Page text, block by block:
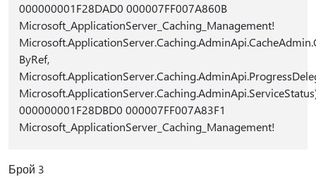
000000001F28DAD0 000007FF007A860B
Microsoft_ApplicationServer_Caching_Management!
ByRef,
000000001F28DBD0 000007FF007A83F1
Microsoft_ApplicationServer_Caching_Management!
Брой 3